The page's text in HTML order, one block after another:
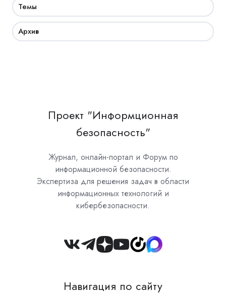
Темы
Архив
Проект "Информционная
безопасность"
Журнал, онлайн-портал и Форум по
информационной безопасности.
Экспертиза для решения задач в области
информационных технологий и
кибербезопасности.
Join
Навигация по сайту